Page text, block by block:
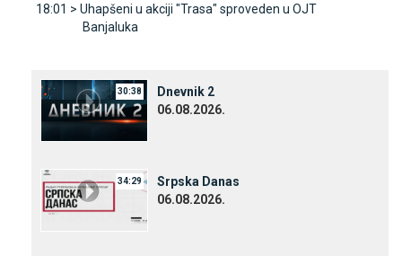
18:01 > Uhapšeni u akciji "Trasa" sproveden u OЈT
Banjaluka
30:38
Dnevnik 2
06.08.2026.
34:29
Srpska Danas
06.08.2026.